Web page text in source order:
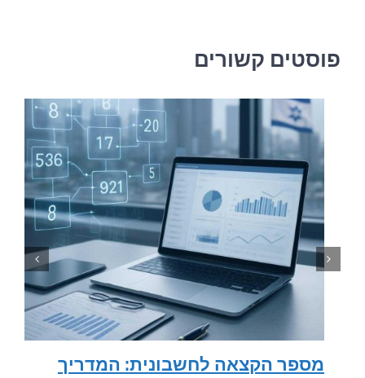
פוסטים קשורים
מספר הקצאה לחשבונית: המדריך